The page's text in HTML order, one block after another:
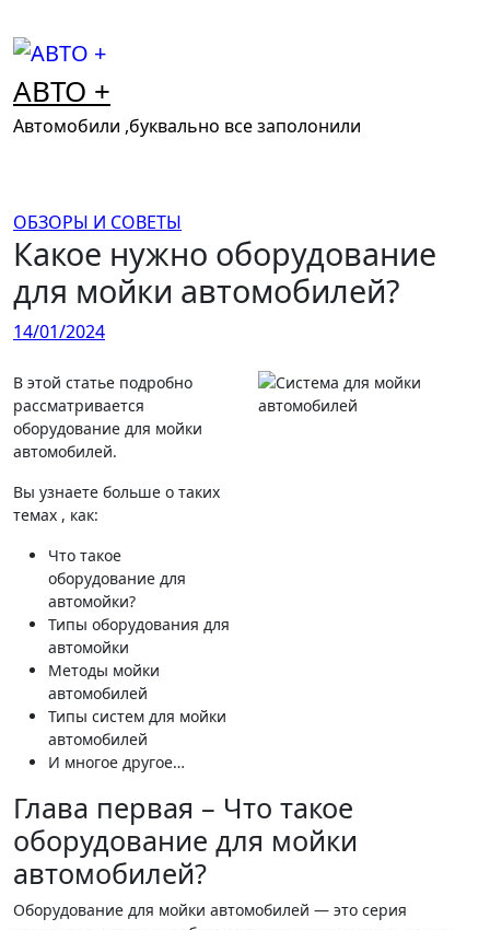
содержимому
АВТО +
Автомобили ,буквально все заполонили
ОБЗОРЫ И СОВЕТЫ
Какое нужно оборудование
для мойки автомобилей?
14/01/2024
В этой статье подробно
рассматривается
оборудование для мойки
автомобилей.
Вы узнаете больше о таких
темах , как:
Что такое
оборудование для
автомойки?
Типы оборудования для
автомойки
Методы мойки
автомобилей
Типы систем для мойки
автомобилей
И многое другое…
Глава первая – Что такое
оборудование для мойки
автомобилей?
Оборудование для мойки автомобилей — это серия